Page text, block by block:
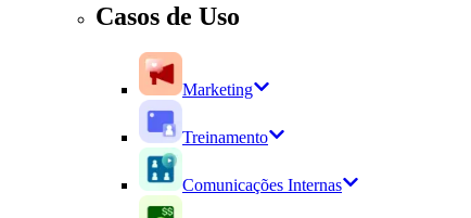
Casos de Uso
Marketing
Treinamento
Comunicações Internas